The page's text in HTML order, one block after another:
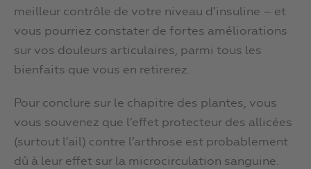
meilleur contrôle de votre niveau d’insuline – et
vous pourriez constater de fortes améliorations
sur vos douleurs articulaires, parmi tous les
bienfaits que vous en retirerez.
Pour conclure sur le chapitre des plantes, vous
vous souvenez que l’effet protecteur des allicées
(surtout l’ail) contre l’arthrose est probablement
dû à leur effet sur la microcirculation sanguine.